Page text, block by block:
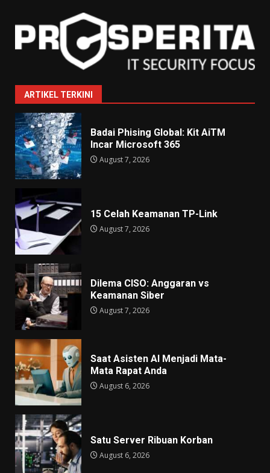
ARTIKEL TERKINI
Badai Phising Global: Kit AiTM
Incar Microsoft 365
August 7, 2026
15 Celah Keamanan TP-Link
August 7, 2026
Dilema CISO: Anggaran vs
Keamanan Siber
August 7, 2026
Saat Asisten AI Menjadi Mata-
Mata Rapat Anda
August 6, 2026
Satu Server Ribuan Korban
August 6, 2026